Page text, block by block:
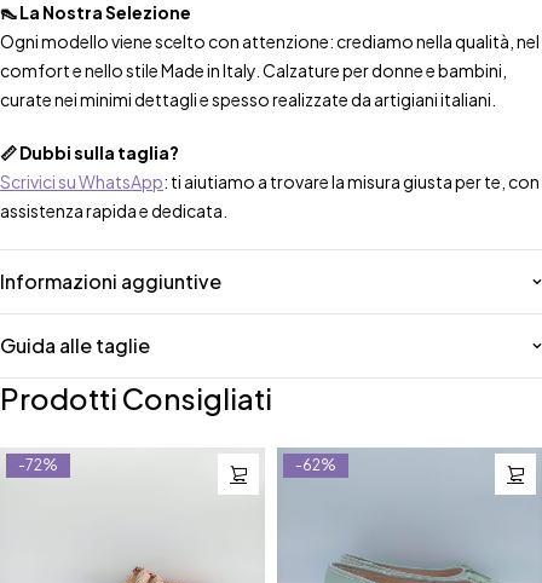
👠 La Nostra Selezione
Ogni modello viene scelto con attenzione: crediamo nella qualità, nel
comfort e nello stile Made in Italy. Calzature per donne e bambini,
curate nei minimi dettagli e spesso realizzate da artigiani italiani.
📏 Dubbi sulla taglia?
Scrivici su WhatsApp: ti aiutiamo a trovare la misura giusta per te, con
assistenza rapida e dedicata.
Informazioni aggiuntive
Guida alle taglie
Prodotti Consigliati
-72% -62%